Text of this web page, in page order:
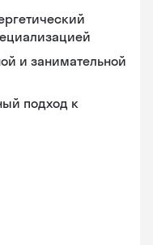
и занимательной
подход к